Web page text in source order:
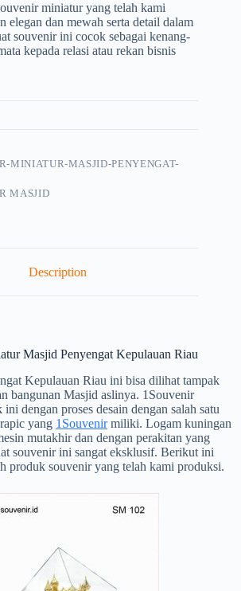
miniatur yang telah kami
elegan dan mewah serta detail dalam
souvenir ini cocok sebagai kenang-
kepada relasi atau rekan bisnis
MINIATUR-MASJID-PENYENGAT-
MASJID
Description
Masjid Penyengat Kepulauan Riau
Kepulauan Riau ini bisa dilihat tampak
bangunan Masjid aslinya. 1Souvenir
dengan proses desain dengan salah satu
yang 1Souvenirmiliki. Logam kuningan
mutakhir dan dengan perakitan yang
souvenir ini sangat eksklusif. Berikut ini
produk souvenir yang telah kami produksi.